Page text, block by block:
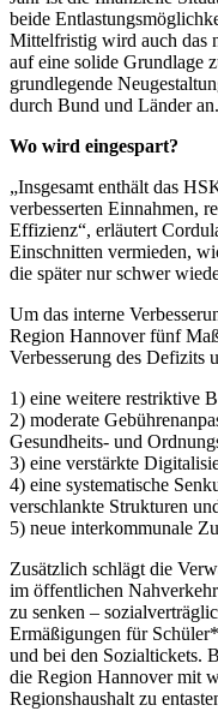
beide
Mittelfristig wird auch das
auf eine solide Grundlage
grundlegende
durch Bund und Länder an.
Wo wird eingespart?
„Insgesamt enthält das
verbesserten Einnahmen,
Effizienz“, erläutert
Einschnitten vermieden,
die später nur schwer
Um das interne
Region Hannover fünf
Verbesserung des Defizits
1) eine weitere restriktive
2) moderate
Gesundheits- und
3) eine verstärkte
4) eine systematische
verschlankte Strukturen
5) neue interkommunale
Zusätzlich schlägt die
im öffentlichen
zu senken –
Ermäßigungen für
und bei den Sozialtickets.
die Region Hannover mit
Regionshaushalt zu